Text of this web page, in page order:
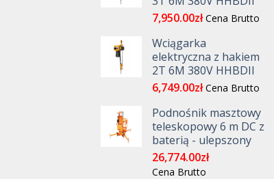
7,950.00zł Cena Brutto
Wciągarka
elektryczna z hakiem
2T 6M 380V HHBDII
6,749.00zł Cena Brutto
Podnośnik masztowy
teleskopowy 6 m DC z
baterią - ulepszony
26,774.00zł
Cena Brutto